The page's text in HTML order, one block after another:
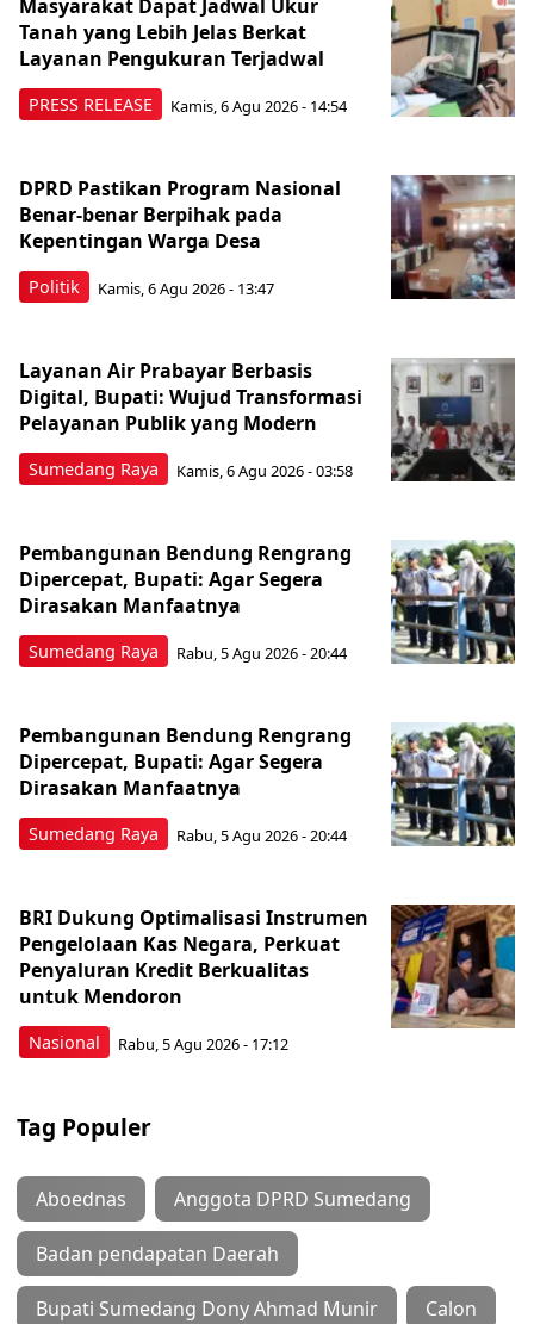
PRESS RELEASE
Masyarakat Dapat Jadwal Ukur
Tanah yang Lebih Jelas Berkat
Layanan Pengukuran Terjadwal
Kamis, 6 Agu 2026 - 14:54
Politik
DPRD Pastikan Program Nasional
Benar-benar Berpihak pada
Kepentingan Warga Desa
Kamis, 6 Agu 2026 - 13:47
Sumedang Raya
Layanan Air Prabayar Berbasis
Digital, Bupati: Wujud Transformasi
Pelayanan Publik yang Modern
Kamis, 6 Agu 2026 - 03:58
Sumedang Raya
Pembangunan Bendung Rengrang
Dipercepat, Bupati: Agar Segera
Dirasakan Manfaatnya
Rabu, 5 Agu 2026 - 20:44
Sumedang Raya
Pembangunan Bendung Rengrang
Dipercepat, Bupati: Agar Segera
Dirasakan Manfaatnya
Rabu, 5 Agu 2026 - 20:44
Nasional
BRI Dukung Optimalisasi Instrumen
Pengelolaan Kas Negara, Perkuat
Penyaluran Kredit Berkualitas
untuk Mendoron
Rabu, 5 Agu 2026 - 17:12
Tag Populer
Aboednas Anggota DPRD Sumedang
Badan pendapatan Daerah
Bupati Sumedang Dony Ahmad Munir Calon